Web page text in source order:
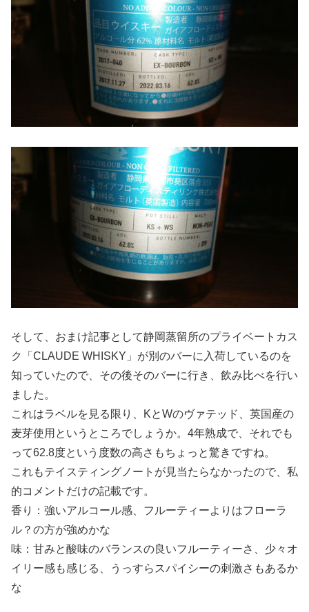
そして、おまけ記事として静岡蒸留所のプライベートカス
ク「CLAUDE WHISKY」が別のバーに入荷しているのを
知っていたので、その後そのバーに行き、飲み比べを行い
ました。
これはラベルを見る限り、KとWのヴァテッド、英国産の
麦芽使用というところでしょうか。4年熟成で、それでも
って62.8度という度数の高さもちょっと驚きですね。
これもテイスティングノートが見当たらなかったので、私
的コメントだけの記載です。
香り：強いアルコール感、フルーティーよりはフローラ
ル？の方が強めかな
味：甘みと酸味のバランスの良いフルーティーさ、少々オ
イリー感も感じる、うっすらスパイシーの刺激さもあるか
な